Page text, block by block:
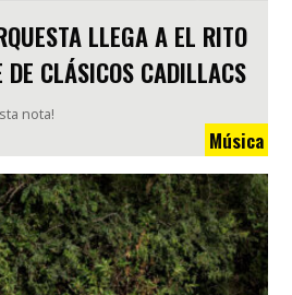
LLEGA A EL RITO
DE CLÁSICOS CADILLACS
nota!
Música